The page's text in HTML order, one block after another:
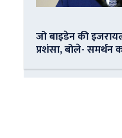
जो बाइडेन की
प्रशंसा, बोले- समर्थन